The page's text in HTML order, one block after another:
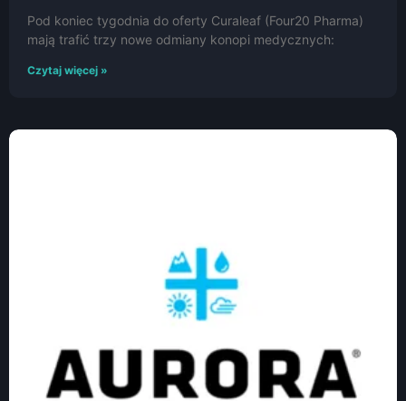
Pod koniec tygodnia do oferty Curaleaf (Four20 Pharma)
mają trafić trzy nowe odmiany konopi medycznych:
Czytaj więcej »